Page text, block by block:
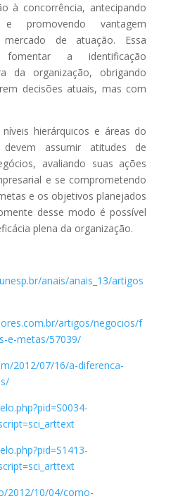
à concorrência, antecipando
e promovendo vantagem
de atuação. Essa
fomentar a identificação
da organização, obrigando
decisões atuais, mas com
hierárquicos e áreas do
devem assumir atitudes de
avaliando suas ações
e se comprometendo
e os objetivos planejados
desse modo é possível
plena da organização.
anais/anais_13/artigos
artigos/negocios/f
e-metas/57039/
2012/07/16/a-diferenca-
2012/10/04/como-